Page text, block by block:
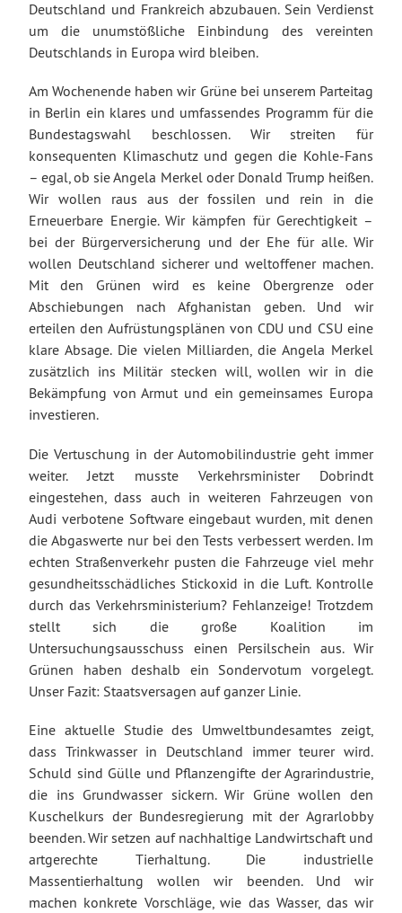
Deutschland und Frankreich abzubauen. Sein Verdienst
um die unumstößliche Einbindung des vereinten
Deutschlands in Europa wird bleiben.
Am Wochenende haben wir Grüne bei unserem Parteitag
in Berlin ein klares und umfassendes Programm für die
Bundestagswahl beschlossen. Wir streiten für
konsequenten Klimaschutz und gegen die Kohle-Fans
– egal, ob sie Angela Merkel oder Donald Trump heißen.
Wir wollen raus aus der fossilen und rein in die
Erneuerbare Energie. Wir kämpfen für Gerechtigkeit –
bei der Bürgerversicherung und der Ehe für alle. Wir
wollen Deutschland sicherer und weltoffener machen.
Mit den Grünen wird es keine Obergrenze oder
Abschiebungen nach Afghanistan geben. Und wir
erteilen den Aufrüstungsplänen von CDU und CSU eine
klare Absage. Die vielen Milliarden, die Angela Merkel
zusätzlich ins Militär stecken will, wollen wir in die
Bekämpfung von Armut und ein gemeinsames Europa
investieren.
Die Vertuschung in der Automobilindustrie geht immer
weiter. Jetzt musste Verkehrsminister Dobrindt
eingestehen, dass auch in weiteren Fahrzeugen von
Audi verbotene Software eingebaut wurden, mit denen
die Abgaswerte nur bei den Tests verbessert werden. Im
echten Straßenverkehr pusten die Fahrzeuge viel mehr
gesundheitsschädliches Stickoxid in die Luft. Kontrolle
durch das Verkehrsministerium? Fehlanzeige! Trotzdem
stellt sich die große Koalition im
Untersuchungsausschuss einen Persilschein aus. Wir
Grünen haben deshalb ein Sondervotum vorgelegt.
Unser Fazit: Staatsversagen auf ganzer Linie.
Eine aktuelle Studie des Umweltbundesamtes zeigt,
dass Trinkwasser in Deutschland immer teurer wird.
Schuld sind Gülle und Pflanzengifte der Agrarindustrie,
die ins Grundwasser sickern. Wir Grüne wollen den
Kuschelkurs der Bundesregierung mit der Agrarlobby
beenden. Wir setzen auf nachhaltige Landwirtschaft und
artgerechte Tierhaltung. Die industrielle
Massentierhaltung wollen wir beenden. Und wir
machen konkrete Vorschläge, wie das Wasser, das wir